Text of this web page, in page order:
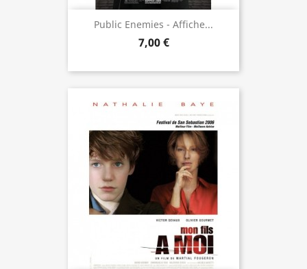
Public Enemies - Affiche...
7,00 €